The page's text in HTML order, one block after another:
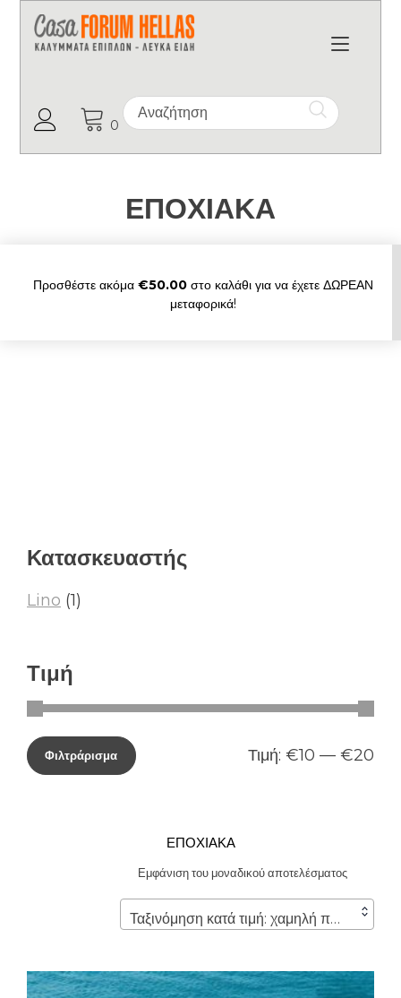
Ο Λογαριασμός μου
0
ΕΠΟΧΙΑΚΑ
Προσθέστε ακόμα €50.00στο καλάθι για να έχετε ΔΩΡΕΑΝ
μεταφορικά!
ΕΠΟΧΙΑΚΑ
Εμφάνιση του μοναδικού αποτελέσματος
Ταξινόμηση κατά τιμή: χαμηλή προς υψηλή
Κατασκευαστής
Lino (1)
Τιμή
Φιλτράρισμα Τιμή: €10 — €20